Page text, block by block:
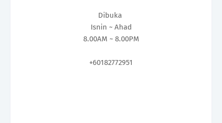
Dibuka
Isnin ~ Ahad
8.00AM ~ 8.00PM
+60182772951